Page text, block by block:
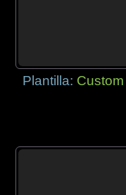
Plantilla: Custom